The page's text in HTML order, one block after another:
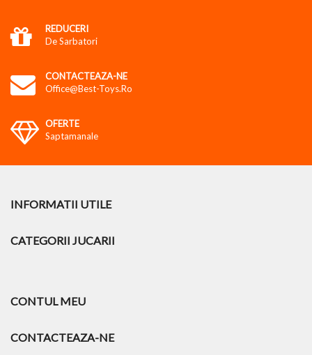
REDUCERI
De Sarbatori
CONTACTEAZA-NE
Office@best-Toys.ro
OFERTE
Saptamanale
INFORMATII UTILE
CATEGORII JUCARII
CONTUL MEU
CONTACTEAZA-NE